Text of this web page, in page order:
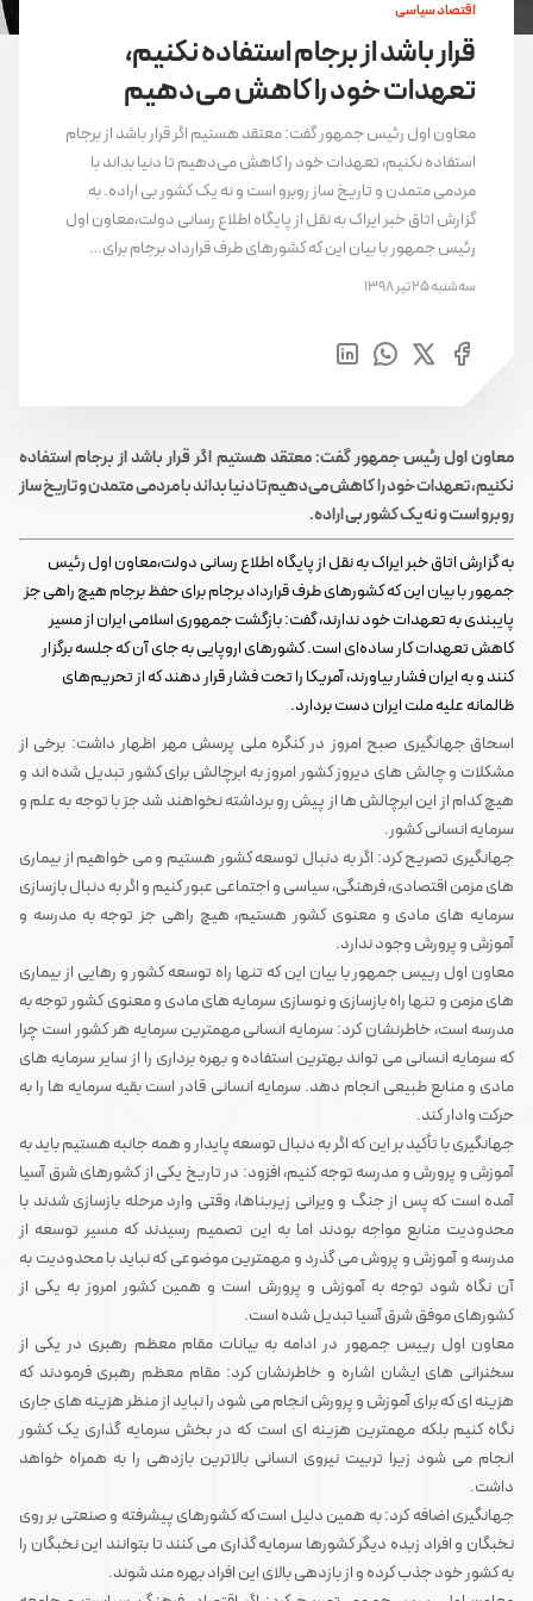
اقتصاد سیاسی
قرار باشد از برجام استفاده نکنیم،
تعهدات خود را کاهش می‌دهیم
معاون اول رئیس جمهور گفت: معتقد هستیم اگر قرار باشد از برجام
استفاده نکنیم، تعهدات خود را کاهش می‌دهیم تا دنیا بداند با
مردمی متمدن و تاریخ ساز روبرو است و نه یک کشور بی اراده. به
گزارش اتاق خبر ایراک به نقل از پایگاه اطلاع رسانی دولت،معاون اول
رئیس جمهور با بیان این که کشور‌های طرف قرارداد برجام برای…
سه‌شنبه 25 تیر 1398
معاون اول رئیس جمهور گفت: معتقد هستیم اگر قرار باشد از برجام استفاده
نکنیم، تعهدات خود را کاهش می‌دهیم تا دنیا بداند با مردمی متمدن و تاریخ ساز
روبرو است و نه یک کشور بی اراده.
به گزارشاتاق خبر ایراکبه نقل از پایگاه اطلاع رسانی دولت،معاون اول رئیس
جمهور با بیان این که کشور‌های طرف قرارداد برجام برای حفظ برجام هیچ راهی جز
پایبندی به تعهدات خود ندارند، گفت: بازگشت جمهوری اسلامی ایران از مسیر
کاهش تعهدات کار ساده‌ای است. کشور‌های اروپایی به جای آن که جلسه برگزار
کنند و به ایران فشار بیاورند، آمریکا را تحت فشار قرار دهند که از تحریم‌های
ظالمانه علیه ملت ایران دست بردارد.
اسحاق جهانگیری صبح امروز در کنگره ملی پرسش مهر اظهار داشت: برخی از
مشکلات و چالش های دیروز کشور امروز به ابرچالش برای کشور تبدیل شده اند و
هیچ کدام از این ابرچالش ها از پیش رو برداشته نخواهند شد جز با توجه به علم و
سرمایه انسانی کشور.
جهانگیری تصریح کرد: اگر به دنبال توسعه کشور هستیم و می خواهیم از بیماری
های مزمن اقتصادی، فرهنگی، سیاسی و اجتماعی عبور کنیم و اگر به دنبال بازسازی
سرمایه های مادی و معنوی کشور هستیم، هیچ راهی جز توجه به مدرسه و
آموزش و پرورش وجود ندارد.
معاون اول رییس جمهور با بیان این که تنها راه توسعه کشور و رهایی از بیماری
های مزمن و تنها راه بازسازی و نوسازی سرمایه های مادی و معنوی کشور توجه به
مدرسه است، خاطرنشان کرد: سرمایه انسانی مهمترین سرمایه هر کشور است چرا
که سرمایه انسانی می تواند بهترین استفاده و بهره برداری را از سایر سرمایه های
مادی و منابع طبیعی انجام دهد. سرمایه انسانی قادر است بقیه سرمایه ها را به
حرکت وادار کند.
جهانگیری با تأکید بر این که اگر به دنبال توسعه پایدار و همه جانبه هستیم باید به
آموزش و پرورش و مدرسه توجه کنیم، افزود: در تاریخ یکی از کشورهای شرق آسیا
آمده است که پس از جنگ و ویرانی زیربناها، وقتی وارد مرحله بازسازی شدند با
محدودیت منابع مواجه بودند اما به این تصمیم رسیدند که مسیر توسعه از
مدرسه و آموزش و پروش می گذرد و مهمترین موضوعی که نباید با محدودیت به
آن نگاه شود توجه به آموزش و پرورش است و همین کشور امروز به یکی از
کشورهای موفق شرق آسیا تبدیل شده است.
معاون اول رییس جمهور در ادامه به بیانات مقام معظم رهبری در یکی از
سخنرانی های ایشان اشاره و خاطرنشان کرد: مقام معظم رهبری فرمودند که
هزینه ای که برای آموزش و پرورش انجام می شود را نباید از منظر هزینه های جاری
نگاه کنیم بلکه مهمترین هزینه ای است که در بخش سرمایه گذاری یک کشور
انجام می شود زیرا تربیت نیروی انسانی بالاترین بازدهی را به همراه خواهد
داشت.
جهانگیری اضافه کرد: به همین دلیل است که کشورهای پیشرفته و صنعتی بر روی
نخبگان و افراد زبده دیگر کشورها سرمایه گذاری می کنند تا بتوانند این نخبگان را
به کشور خود جذب کرده و از بازدهی بالای این افراد بهره مند شوند.